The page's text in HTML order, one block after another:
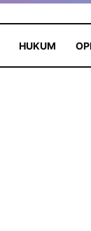
HUKUM